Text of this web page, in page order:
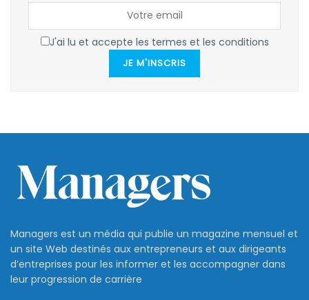
J'ai lu et accepte les termes et les conditions
JE M'INSCRIS
Managers est un média qui publie un magazine mensuel et
un site Web destinés aux entrepreneurs et aux dirigeants
d’entreprises pour les informer et les accompagner dans
leur progression de carrière